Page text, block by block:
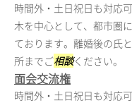
時間外・土日祝日も対応
木を中心として、都市圏
ております。離婚後の氏
所までご相談ください。
面会交流権
時間外・土日祝日も対応